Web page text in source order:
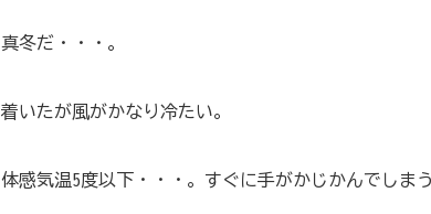
真冬だ・・・。
着いたが風がかなり冷たい。
体感気温5度以下・・・。すぐに手がかじかんでしまう